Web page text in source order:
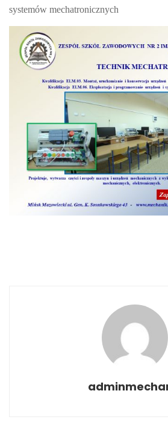
systemów mechatronicznych